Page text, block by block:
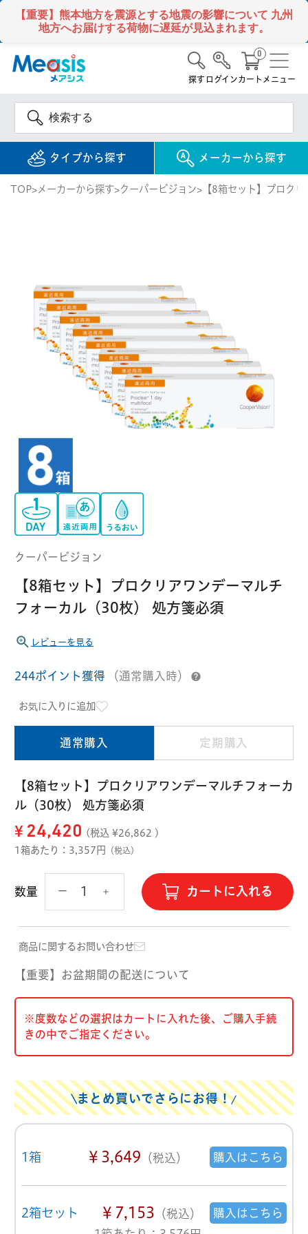
【重要】熊本地方を震源とする地震の影響について 九州
地方へお届けする荷物に遅延が見込まれます。
タイプから探す メーカーから探す
探す ログインカート
0
メニュー
1MONTH / 1ヶ月 使い捨て
乱視用コンタクトレンズ
遠近両用コンタクトレンズ
コンタクトレンズ
ハード
ソフト
定期便
ケア用品
ソフト・使い捨て用
ハード用
オプション品
クーパービジョン ボシュロム
日本アルコン
アイレ
アイミー 東レ
検 索
INFORMATION
MYコンタクト（らくらく再購入）
はじめての方へ
おトク定期便
Myクーポン
ご利用案内
当社について
TOP メーカーから探す クーパービジョン 【8箱セット】プロク
クーパービジョン
【8箱セット】プロクリアワンデーマルチ
フォーカル（30枚） 処方箋必須
レビューを見る
244ポイント獲得 （通常購入時）
お気に入りに追加
通常購入 定期購入
【8箱セット】プロクリアワンデーマルチフォーカ
ル（30枚） 処方箋必須
¥ 24,420 (税込 ¥26,862 )
1箱あたり：3,357円
（税込）
数量 カートに入れる
商品に関するお問い合わせ
【重要】お盆期間の配送について
※度数などの選択はカートに入れた後、ご購入手続
きの中でご指定ください。
まとめ買いでさらにお得！
1箱 ￥3,649 （税込） 購入はこちら
2箱セット ￥7,153 （税込）
購入はこちら